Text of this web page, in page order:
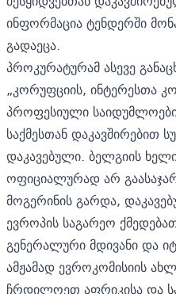
ინფორმაცია ტენდერში
გადაეცა.
პროკურატურამ ასევე
„კორუფციის, ინტერესთა
პროფესიული
საქმესთან დაკავშირებით
დაკავებული. ბელგიის
ოფიციალურად არ
მოგერინის გარდა,
ევროპის საგარეო
გენერალური მდივანი და
ამჟამად ევროკომისიის
ჩრდილოეთ აფრიკისა და